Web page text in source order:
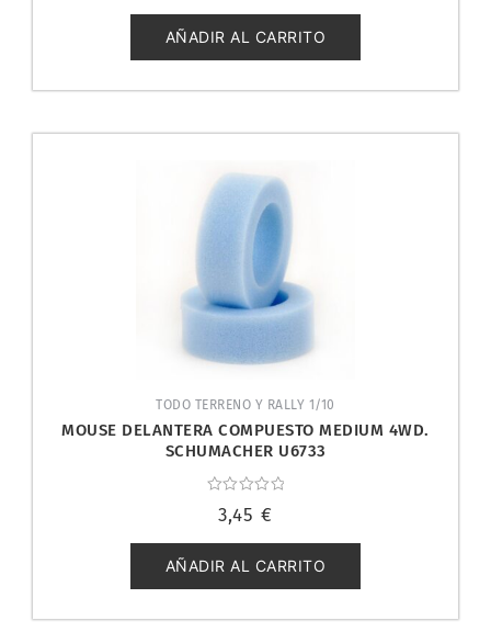
de
5
AÑADIR AL CARRITO
TODO TERRENO Y RALLY 1/10
MOUSE DELANTERA COMPUESTO MEDIUM 4WD.
SCHUMACHER U6733
con
de
5
3,45 €
AÑADIR AL CARRITO